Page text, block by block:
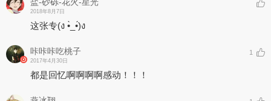
2018年8月7日
这张专(ง •̀_•́)ง
咔咔咔吃桃子
2017年4月30日
1
都是回忆啊啊啊啊感动！！！